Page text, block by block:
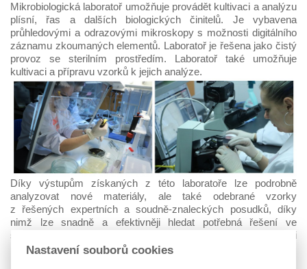
Mikrobiologická laboratoř umožňuje provádět kultivaci a analýzu
plísní, řas a dalších biologických činitelů. Je vybavena
průhledovými a odrazovými mikroskopy s možnosti digitálního
záznamu zkoumaných elementů. Laboratoř je řešena jako čistý
provoz se sterilním prostředím. Laboratoř také umožňuje
kultivaci a přípravu vzorků k jejich analýze.
Díky výstupům získaných z této laboratoře lze podrobně
analyzovat nové materiály, ale také odebrané vzorky
z řešených expertních a soudně-znaleckých posudků, díky
nimž lze snadně a efektivněji hledat potřebná řešení ve
spolupráci se specializovanými akreditovanými
mikrobiologickými laboratořemi.
Nastavení souborů cookies